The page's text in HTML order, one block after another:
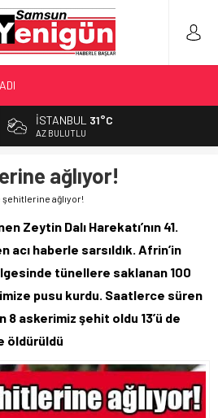
HEDEF 5’İNCİLİK!
YAPIN!’
YAPILAN EN BÜYÜK HATALAR
İSTANBUL 31°C
AZ BULUTLU
ağlıyor!
şehitlerine ağlıyor!
Zeytin Dalı Harekatı’nın 41.
acı haberle sarsıldık. Afrin’in
tünellere saklanan 100
pusu kurdu. Saatlerce süren
8 askerimiz şehit oldu 13’ü de
öldürüldü